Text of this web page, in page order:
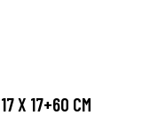
X 17+60 CM